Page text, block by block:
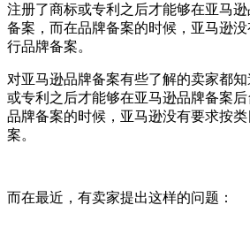
注册了商标或专利之后才能够在亚马
备案，而在品牌备案的时候，亚马逊
行品牌备案。
对亚马逊品牌备案有些了解的卖家都
或专利之后才能够在亚马逊品牌备案
品牌备案的时候，亚马逊没有要求按
案。
而在最近，有卖家提出这样的问题：